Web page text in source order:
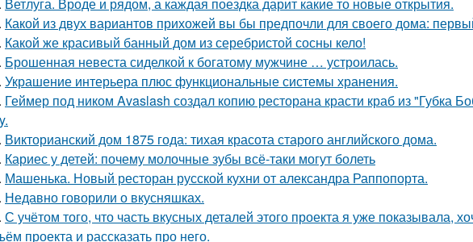
Какой из двух вариантов прихожей вы бы предпочли для своего дома:
Какой же красивый банный дом из серебристой сосны кело!
Брошенная невеста сиделкой к богатому мужчине … устроилась.
Украшение интерьера плюс функциональные системы хранения.
Геймер под ником Avaslash создал копию ресторана красти краб из "Губка
Викторианский дом 1875 года: тихая красота старого английского дома.
Кариес у детей: почему молочные зубы всё-таки могут болеть
Машенька. Новый ресторан русской кухни от александра Раппопорта.
Недавно говорили о вкусняшках.
С учётом того, что часть вкусных деталей этого проекта я уже показывала,
проекта и рассказать про него.